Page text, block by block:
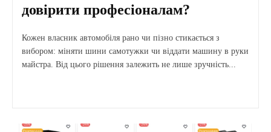
довірити професіоналам?
Кожен власник автомобіля рано чи пізно стикається з
вибором: міняти шини самотужки чи віддати машину в руки
майстра. Від цього рішення залежить не лише зручність...